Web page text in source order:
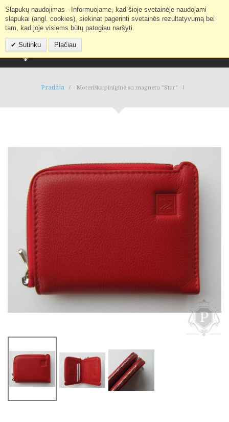
Mano paskyra IEŠKOTI
Slapukų naudojimas - Informuojame, kad šioje svetainėje naudojami
slapukai (angl. cookies), siekinat pagerinti svetainės rezultatyvumą bei
tam, kad joje visiems būtų patogiau naršyti.
Sutinku Plačiau
Pradžia Moteriška piniginė su magnetu "Star"